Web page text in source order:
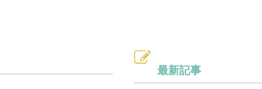
最新記事